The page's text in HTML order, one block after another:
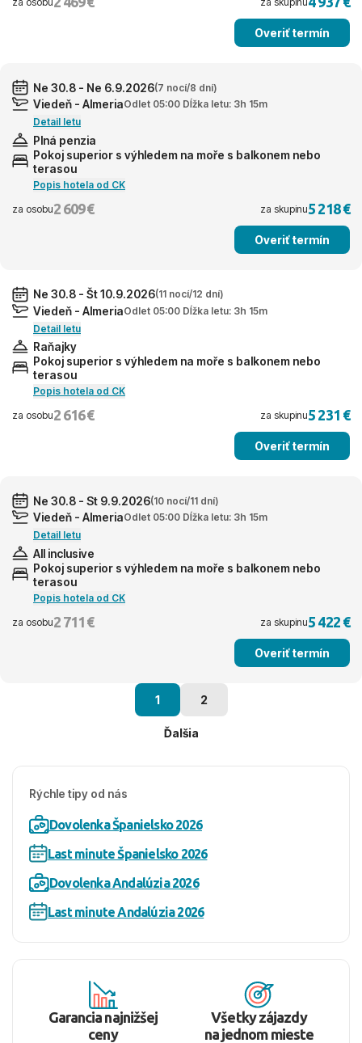
Overiť termín
Ne 30.8 - Ne 6.9.2026(7 nocí/8 dní)
Viedeň - AlmeriaOdlet 05:00 Dĺžka letu: 3h 15m
Detail letu
Plná penzia
Pokoj superior s výhledem na moře s balkonem nebo
terasou
Popis hotela od CK
za osobu2 609 € za skupinu5 218 €
Overiť termín
Ne 30.8 - Št 10.9.2026(11 nocí/12 dní)
Viedeň - AlmeriaOdlet 05:00 Dĺžka letu: 3h 15m
Detail letu
Raňajky
Pokoj superior s výhledem na moře s balkonem nebo
terasou
Popis hotela od CK
za osobu2 616 € za skupinu5 231 €
Overiť termín
Ne 30.8 - St 9.9.2026(10 nocí/11 dní)
Viedeň - AlmeriaOdlet 05:00 Dĺžka letu: 3h 15m
Detail letu
All inclusive
Pokoj superior s výhledem na moře s balkonem nebo
terasou
Popis hotela od CK
za osobu2 711 € za skupinu5 422 €
Overiť termín
1 2
Ďalšia
Rýchle tipy od nás
Dovolenka Španielsko 2026
Last minute Španielsko 2026
Dovolenka Andalúzia 2026
Last minute Andalúzia 2026
Garancia najnižšej
ceny
Všetky zájazdy
na jednom mieste